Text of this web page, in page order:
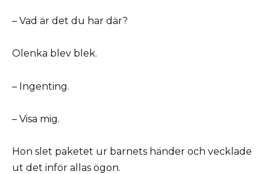
– Vad är det du har där?
Olenka blev blek.
– Ingenting.
– Visa mig.
Hon slet paketet ur barnets händer och vecklade
ut det inför allas ögon.